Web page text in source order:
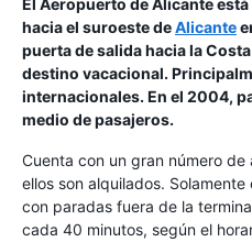
El Aeropuerto de Alicante
hacia el suroeste deAlicante
puerta de salida hacia la
destino vacacional.
internacionales. En el 2004,
medio de pasajeros.
Cuenta con un gran número
ellos son alquilados.
con paradas fuera de la
cada 40 minutos, según el